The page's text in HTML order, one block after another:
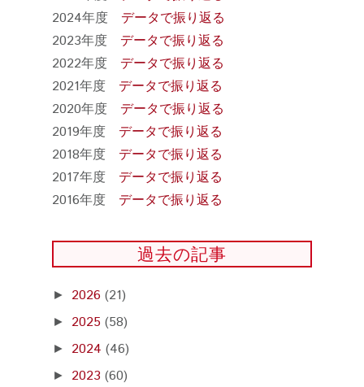
2024年度 データで振り返る
2023年度 データで振り返る
2022年度 データで振り返る
2021年度 データで振り返る
2020年度 データで振り返る
2019年度 データで振り返る
2018年度 データで振り返る
2017年度 データで振り返る
2016年度 データで振り返る
過去の記事
► 2026 (21)
► 2025 (58)
► 2024 (46)
► 2023 (60)